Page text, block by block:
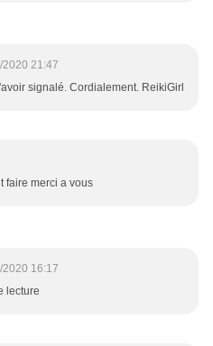
2020 21:47
signalé. Cordialement. ReikiGirl
faire merci a vous
2020 16:17
lecture